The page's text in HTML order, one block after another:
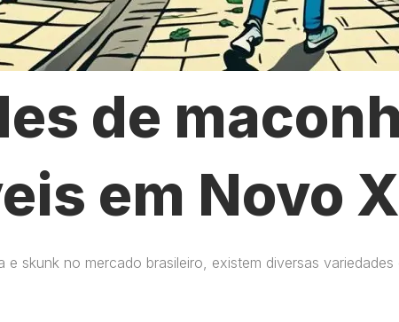
de
em Novo
skunk no mercado brasileiro, existem diversas